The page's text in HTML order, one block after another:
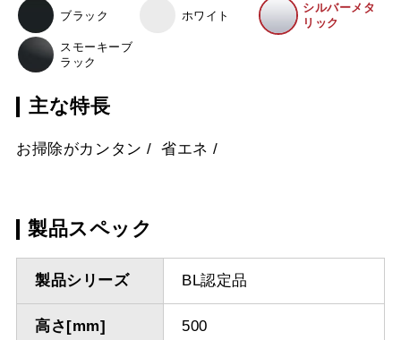
ブラック ホワイト
シルバーメタ
リック
スモーキーブ
ラック
主な特長
お掃除がカンタン 省エネ
製品スペック
製品シリーズ BL認定品
高さ[mm]
500